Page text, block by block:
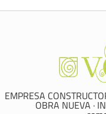
EMPRESA
OBRA NUEVA ·